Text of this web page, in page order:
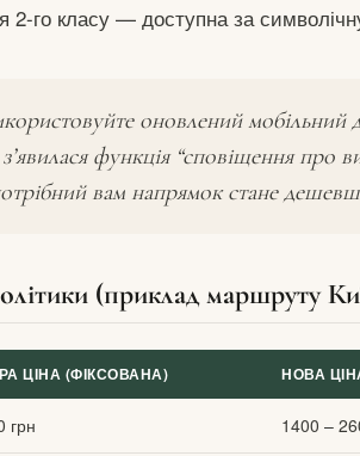
2-го класу — доступна за
оновлений мобільний
функція “сповіщення про
вам напрямок стане
(приклад маршруту
ЦІНА (ФІКСОВАНА) НОВА
грн 1400 –